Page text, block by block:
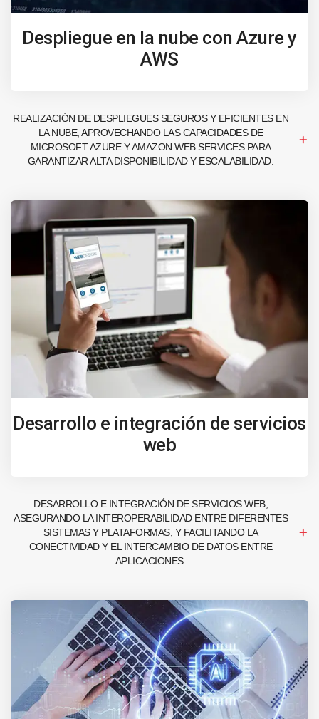
Despliegue en la nube con Azure y
AWS
REALIZACIÓN DE DESPLIEGUES SEGUROS Y EFICIENTES EN
LA NUBE, APROVECHANDO LAS CAPACIDADES DE
MICROSOFT AZURE Y AMAZON WEB SERVICES PARA
GARANTIZAR ALTA DISPONIBILIDAD Y ESCALABILIDAD.
Desarrollo e integración de servicios
web
DESARROLLO E INTEGRACIÓN DE SERVICIOS WEB,
ASEGURANDO LA INTEROPERABILIDAD ENTRE DIFERENTES
SISTEMAS Y PLATAFORMAS, Y FACILITANDO LA
CONECTIVIDAD Y EL INTERCAMBIO DE DATOS ENTRE
APLICACIONES.